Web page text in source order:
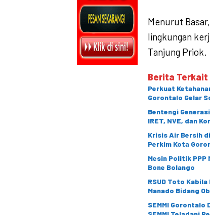
Menurut
lingkungan
Tanjung Priok.
Berita Terkait
Perkuat
Gorontalo Gelar
Bentengi
IRET, NVE, dan
Krisis Air Bersih
Perkim Kota
Mesin Politik PPP
Bone Bolango
RSUD Toto
Manado Bidang
SEMMI Gorontalo